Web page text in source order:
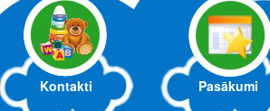
Kontakti Pasākumi